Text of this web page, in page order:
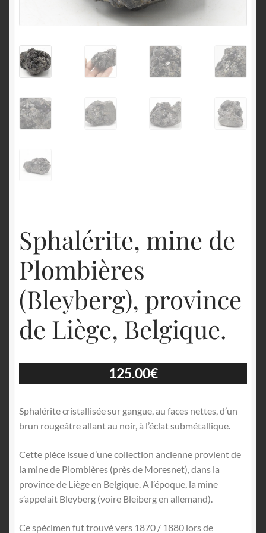
Sphalérite, mine de
Plombières
(Bleyberg), province
de Liège, Belgique.
125.00€
Sphalérite cristallisée sur gangue, au faces nettes, d’un
brun rougeâtre allant au noir, à l’éclat submétallique.
Cette pièce issue d’une collection ancienne provient de
la mine de Plombières (près de Moresnet), dans la
province de Liège en Belgique. A l’époque, la mine
s’appelait Bleyberg (voire Bleiberg en allemand).
Ce spécimen fut trouvé vers 1870 / 1880 lors de